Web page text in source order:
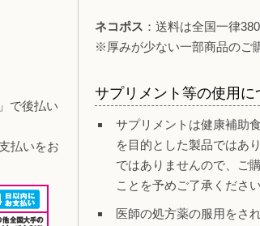
で後払い
払いをお
ネコポス ：送料は全国一律
※厚みが少ない一部商品のご
サプリメント等の使用に
サプリメントは健康補助
を目的とした製品ではあ
ではありませんので、ご
ことを予めご了承くださ
医師の処方薬の服用をさ